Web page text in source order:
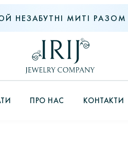
НЕЗАБУТНІ МИТІ РАЗОМ
ПРО НАС КОНТАКТИ